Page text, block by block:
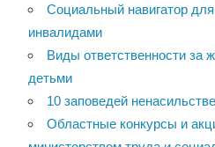
Социальный навигатор
инвалидами
Виды ответственности за
детьми
10 заповедей
Областные конкурсы и